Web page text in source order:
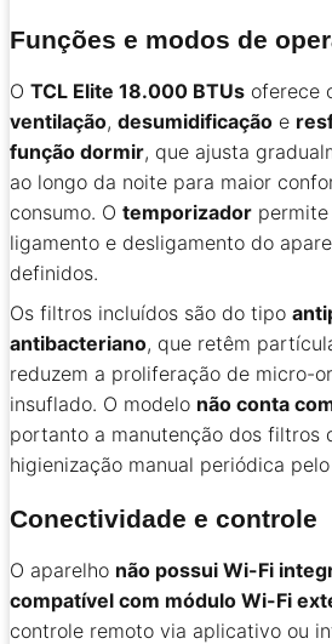
Funções e modos de
O TCL Elite 18.000 BTUs oferece
ventilação, desumidificação e
função dormir, que ajusta
ao longo da noite para maior
consumo. O temporizador
ligamento e desligamento do
definidos.
Os filtros incluídos são do tipo
antibacteriano, que retêm
reduzem a proliferação de micro-
insuflado. O modelo não conta
portanto a manutenção dos filtros
higienização manual periódica
Conectividade e controle
O aparelho não possui Wi-Fi
compatível com módulo Wi-Fi
controle remoto via aplicativo ou